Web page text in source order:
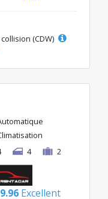
(CDW)
4 2
9.96 Excellent